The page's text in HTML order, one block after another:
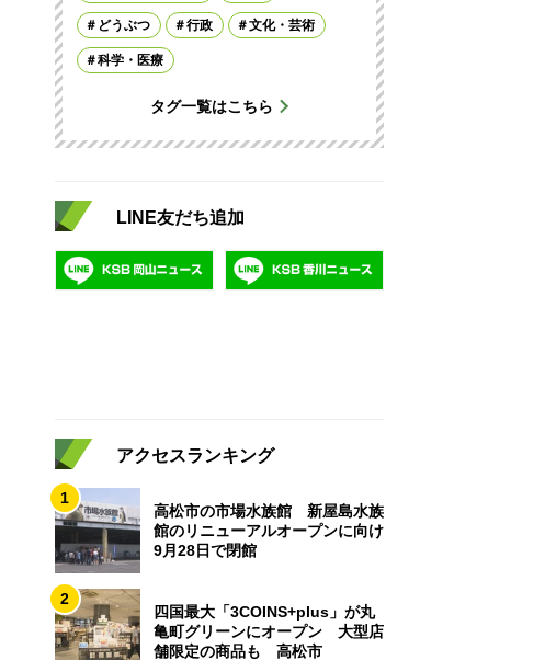
どうぶつ 行政 文化・芸術
科学・医療
タグ一覧はこちら
LINE友だち追加
アクセスランキング
1
高松市の市場水族館 新屋島水族
館のリニューアルオープンに向け
9月28日で閉館
2
四国最大「3COINS+plus」が丸
亀町グリーンにオープン 大型店
舗限定の商品も 高松市